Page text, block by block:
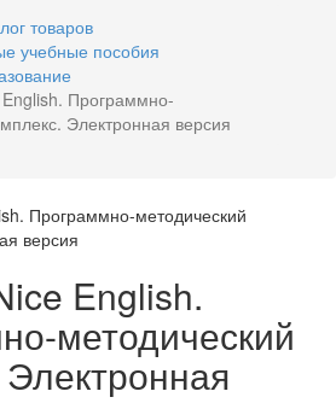
товаров
учебные пособия
Программно-
Электронная версия
English.
методический